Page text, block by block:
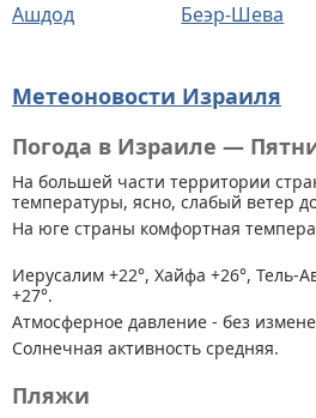
Ашдод
Беэр-Шева
Метеоновости Израиля
Погода в Израиле —
На большей части территории
температуры, ясно, слабый ветер
На юге страны комфортная
Иерусалим +22°, Хайфа +26°, Тель-
+27°.
Атмосферное давление - без
Солнечная активность средняя.
Пляжи